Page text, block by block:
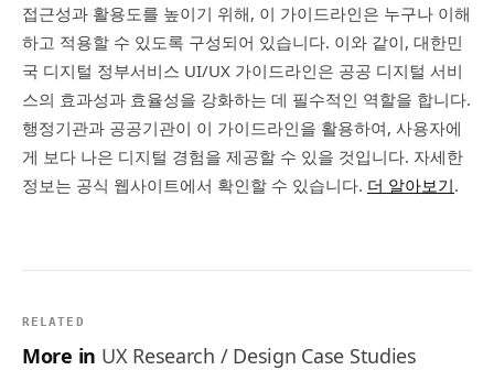
접근성과 활용도를 높이기 위해, 이 가이드라인은 누구나 이해
하고 적용할 수 있도록 구성되어 있습니다. 이와 같이, 대한민
국 디지털 정부서비스 UI/UX 가이드라인은 공공 디지털 서비
스의 효과성과 효율성을 강화하는 데 필수적인 역할을 합니다.
행정기관과 공공기관이 이 가이드라인을 활용하여, 사용자에
게 보다 나은 디지털 경험을 제공할 수 있을 것입니다. 자세한
정보는 공식 웹사이트에서 확인할 수 있습니다. 더 알아보기.
RELATED
More in UX Research / Design Case Studies